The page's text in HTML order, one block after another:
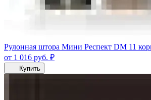
Рулонная штора Мини Респект DM 11
от 1 016 руб. ₽
Купить